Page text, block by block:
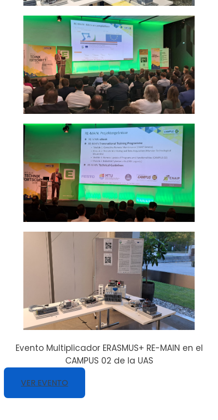
Evento Multiplicador ERASMUS+ RE-MAIN en el
CAMPUS 02 de la UAS
VER EVENTO